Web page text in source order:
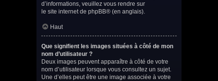
d’informations, veuillez vous rendre sur
le site internet de phpBB® (en anglais).
Haut
Que signifient les images situées à côté de mon
nom d’utilisateur ?
Deux images peuvent apparaître à côté de votre
nom d’utilisateur lorsque vous consultez un sujet.
Une d’elles peut être une image associée à votre